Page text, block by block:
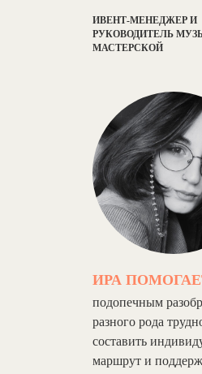
ИВЕНТ-МЕНЕДЖЕР И
РУКОВОДИТЕЛЬ
МАСТЕРСКОЙ
ИРА
подопечным
разного рода
составить
маршрут и